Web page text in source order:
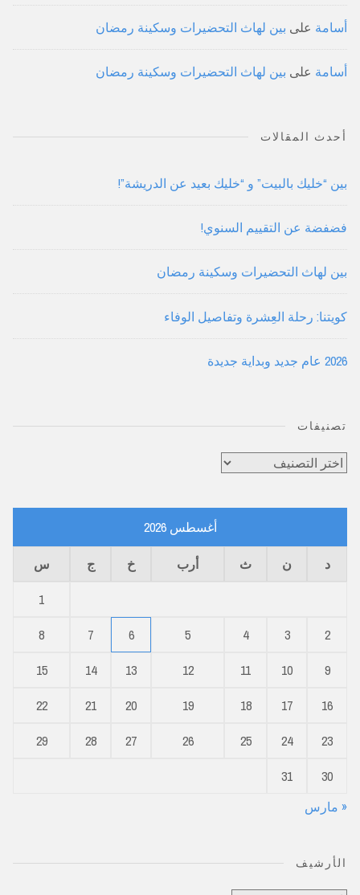
أسامة على بين لهاث التحضيرات وسكينة رمضان
أسامة على بين لهاث التحضيرات وسكينة رمضان
أحدث المقالات
بين “خليك بالبيت” و “خليك بعيد عن الدريشة”!
فضفضة عن التقييم السنوي!
بين لهاث التحضيرات وسكينة رمضان
كويتنا: رحلة العِشرة وتفاصيل الوفاء
2026 عام جديد وبداية جديدة
تصنيفات
تصنيفات
أغسطس 2026
د ن ث أرب خ ج
س
1
2
3
4
5
6
7
8
9
10
11
12
13
14
15
16
17
18
19
20
21
22
23
24
25
26
27
28
29
30
31
« مارس
الأرشيف